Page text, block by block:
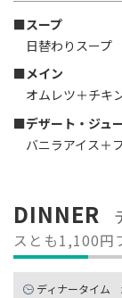
■スープ
日替わりスープ
■メイン
オムレツ＋チキ
■デザート・ジュ
バニラアイス＋
DINNER
スとも1,100円
ディナータイム